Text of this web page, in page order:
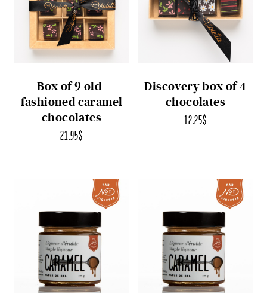
Box of 9 old-
fashioned caramel
chocolates
21.95$
Discovery box of 4
chocolates
12.25$